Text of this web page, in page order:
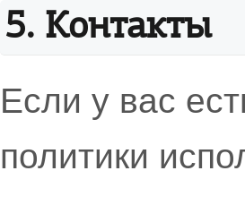
5. Контакты
Если у вас
политики